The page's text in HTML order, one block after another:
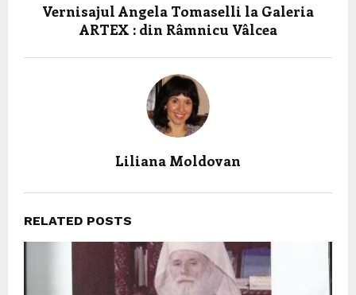
Vernisajul Angela Tomaselli la Galeria
ARTEX : din Râmnicu Vâlcea
Liliana Moldovan
RELATED POSTS